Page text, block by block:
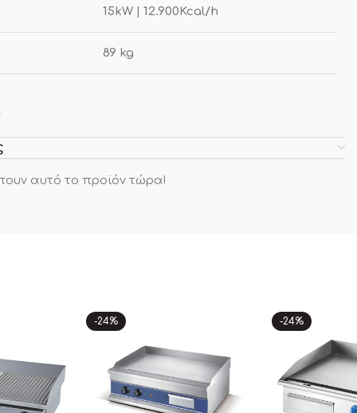
15kW | 12.900Kcal/h
89 kg
αυτό το προϊόν τώρα!
-24% -24%